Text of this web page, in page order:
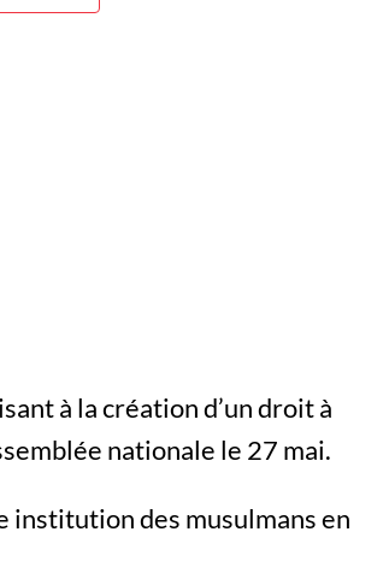
à la création d’un droit à
nationale le 27 mai.
institution des musulmans en